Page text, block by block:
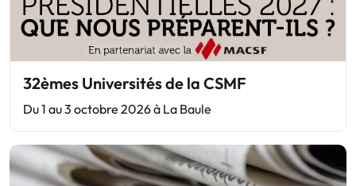
32èmes Universités de la CSMF
Du 1 au 3 octobre 2026 à La Baule